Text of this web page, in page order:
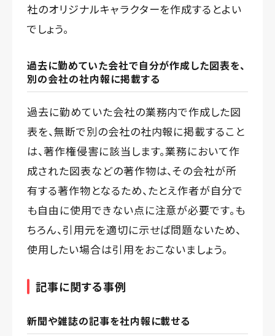
社のオリジナルキャラクターを作成するとよい
でしょう。
過去に勤めていた会社で自分が作成した図表を、
別の会社の社内報に掲載する
過去に勤めていた会社の業務内で作成した図
表を、無断で別の会社の社内報に掲載すること
は、著作権侵害に該当します。業務において作
成された図表などの著作物は、その会社が所
有する著作物となるため、たとえ作者が自分で
も自由に使用できない点に注意が必要です。も
ちろん、引用元を適切に示せば問題ないため、
使用したい場合は引用をおこないましょう。
記事に関する事例
新聞や雑誌の記事を社内報に載せる